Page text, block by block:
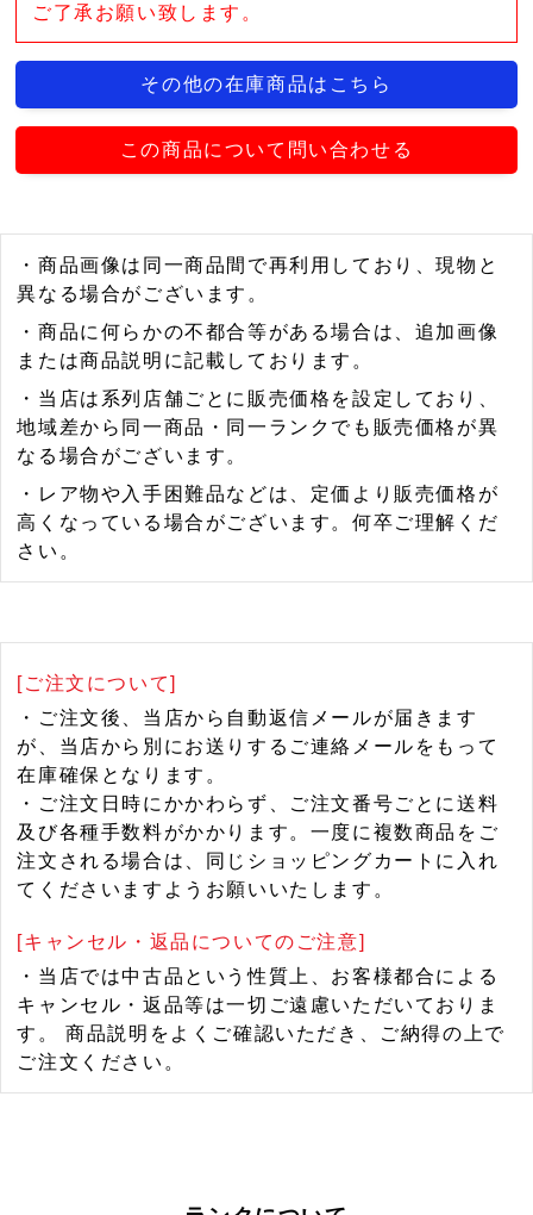
ご了承お願い致します。
その他の在庫商品はこちら
この商品について問い合わせる
・商品画像は同一商品間で再利用しており、現物と
異なる場合がございます。
・商品に何らかの不都合等がある場合は、追加画像
または商品説明に記載しております。
・当店は系列店舗ごとに販売価格を設定しており、
地域差から同一商品・同一ランクでも販売価格が異
なる場合がございます。
・レア物や入手困難品などは、定価より販売価格が
高くなっている場合がございます。何卒ご理解くだ
さい。
[ご注文について]
・ご注文後、当店から自動返信メールが届きます
が、当店から別にお送りするご連絡メールをもって
在庫確保となります。
・ご注文日時にかかわらず、ご注文番号ごとに送料
及び各種手数料がかかります。一度に複数商品をご
注文される場合は、同じショッピングカートに入れ
てくださいますようお願いいたします。
[キャンセル・返品についてのご注意]
・当店では中古品という性質上、お客様都合による
キャンセル・返品等は一切ご遠慮いただいておりま
す。 商品説明をよくご確認いただき、ご納得の上で
ご注文ください。